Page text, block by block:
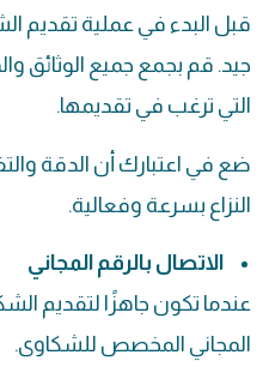
قبل البدء في عملية تقديم
جيد. قم بجمع جميع الوثائق
التي ترغب في تقديمها.
ضع في اعتبارك أن الدقة
النزاع بسرعة وفعالية.
الاتصال بالرقم المجاني
عندما تكون جاهزًا لتقديم
المجاني المخصص للشكاوى.